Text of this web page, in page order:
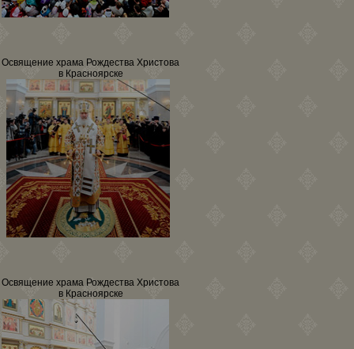
Освящение храма Рождества Христова
в Красноярске
Освящение храма Рождества Христова
в Красноярске